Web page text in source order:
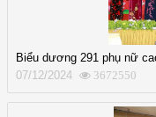
Biểu dương 291 phụ nữ
07/12/2024
3672550